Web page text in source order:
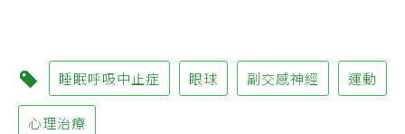
睡眠呼吸中止症 眼球 副交感神經 運動
心理治療